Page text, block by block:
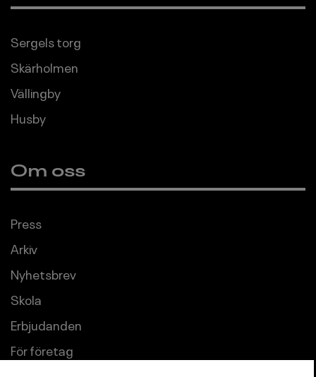
Sergels torg
Skärholmen
Vällingby
Husby
Om oss
Press
Arkiv
Nyhetsbrev
Skola
Erbjudanden
För företag